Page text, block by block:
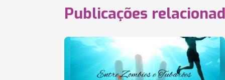
Publicações